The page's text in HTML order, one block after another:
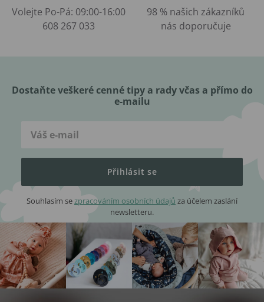
Volejte Po-Pá: 09:00-16:00
608 267 033
98 % našich zákazníků
nás doporučuje
Dostaňte veškeré cenné tipy a rady včas a přímo do
e-mailu
Přihlásit se
Souhlasím sezpracováním osobních údajů za účelem zaslání
newsletteru.